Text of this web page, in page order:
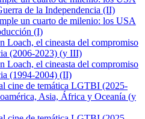
de la Independencia (II)
un cuarto de milenio: los USA
(I)
Loach, el cineasta del compromiso
(2006-2023) (y III)
Loach, el cineasta del compromiso
(1994-2004) (II)
cine de temática LGTBI (2025-
Asia, África y Oceanía (y